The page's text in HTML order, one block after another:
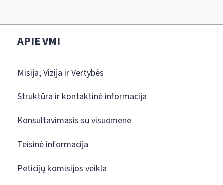
APIE VMI
Misija, Vizija ir Vertybės
Struktūra ir kontaktinė informacija
Konsultavimasis su visuomene
Teisinė informacija
Peticijų komisijos veikla